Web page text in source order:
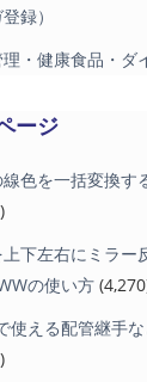
録）
・健康食品・ダ
ージ
色を一括変換す
下左右にミラー
の使い方
使える配管継手